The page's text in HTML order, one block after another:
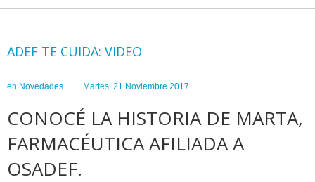
ADEF TE CUIDA: VIDEO
en Novedades Martes, 21 Noviembre 2017
CONOCÉ LA HISTORIA DE MARTA,
FARMACÉUTICA AFILIADA A
OSADEF.